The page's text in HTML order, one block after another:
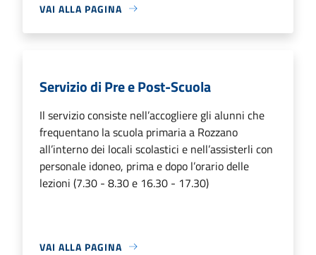
VAI ALLA PAGINA
Servizio di Pre e Post-Scuola
Il servizio consiste nell’accogliere gli alunni che
frequentano la scuola primaria a Rozzano
all’interno dei locali scolastici e nell’assisterli con
personale idoneo, prima e dopo l’orario delle
lezioni (7.30 - 8.30 e 16.30 - 17.30)
VAI ALLA PAGINA